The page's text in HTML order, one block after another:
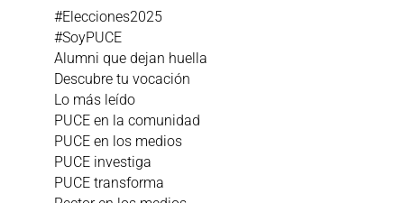
#Elecciones2025
#SoyPUCE
Alumni que dejan huella
Descubre tu vocación
Lo más leído
PUCE en la comunidad
PUCE en los medios
PUCE investiga
PUCE transforma